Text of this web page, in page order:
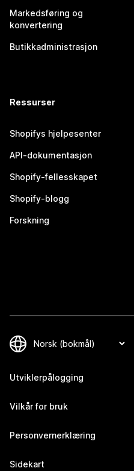
Markedsføring og
konvertering
Butikkadministrasjon
Ressurser
Shopifys hjelpesenter
API-dokumentasjon
Shopify-fellesskapet
Shopify-blogg
Forskning
Utviklerpålogging
Vilkår for bruk
Personvernerklæring
Sidekart